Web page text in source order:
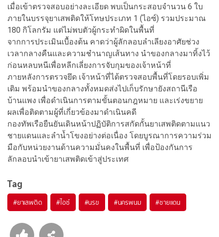
เมื่อเข้าตรวจสอบอย่างละเอียด พบเป็นกระสอบจำนวน 6 ใบ
ภายในบรรจุยาเสพติดให้โทษประเภท 1 (ไอซ์) รวมประมาณ
180 กิโลกรัม แต่ไม่พบตัวผู้กระทำผิดในพื้นที่
จากการประเมินเบื้องต้น คาดว่าผู้ลักลอบลำเลียงอาศัยช่วง
เวลากลางคืนและความชำนาญเส้นทาง นำของกลางมาทิ้งไว้
ก่อนหลบหนีเพื่อหลีกเลี่ยงการจับกุมของเจ้าหน้าที่
ภายหลังการตรวจยึด เจ้าหน้าที่ได้ตรวจสอบพื้นที่โดยรอบเพิ่ม
เติม พร้อมนำของกลางทั้งหมดส่งไปเก็บรักษายังสถานีเรือ
บ้านแพง เพื่อดำเนินการตามขั้นตอนกฎหมาย และเร่งขยาย
ผลเพื่อติดตามผู้ที่เกี่ยวข้องมาดำเนินคดี
กองทัพเรือยืนยันเดินหน้าปฏิบัติการสกัดกั้นยาเสพติดตามแนว
ชายแดนและลำน้ำโขงอย่างต่อเนื่อง โดยบูรณาการความร่วม
มือกับหน่วยงานด้านความมั่นคงในพื้นที่ เพื่อป้องกันการ
ลักลอบนำเข้ายาเสพติดเข้าสู่ประเทศ
Tag
#ยาเสพติด #ไอซ์ #นรข #นครพนม #ชายแดน